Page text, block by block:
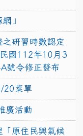
」
之研習時數認定
國112年10月3
號令修正發布
20菜單
廣活動
「原住民與氣候